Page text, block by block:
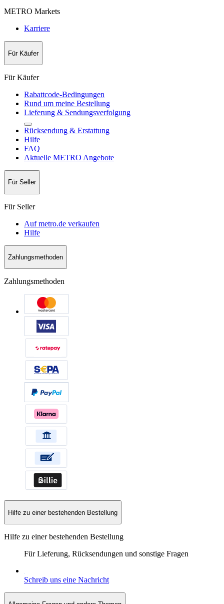
METRO Markets
Karriere
Für Käufer
Für Käufer
Rabattcode-Bedingungen
Rund um meine Bestellung
Lieferung & Sendungsverfolgung
Rücksendung & Erstattung
Hilfe
FAQ
Aktuelle METRO Angebote
Für Seller
Für Seller
Auf metro.de verkaufen
Hilfe
Zahlungsmethoden
Zahlungsmethoden
Hilfe zu einer bestehenden Bestellung
Hilfe zu einer bestehenden Bestellung
Für Lieferung, Rücksendungen und sonstige Fragen
Schreib uns eine Nachricht